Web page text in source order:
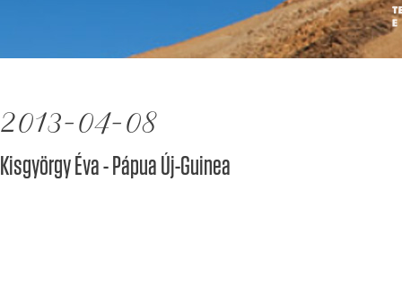
2013-04-08
Kisgyörgy Éva - Pápua Új-Guinea